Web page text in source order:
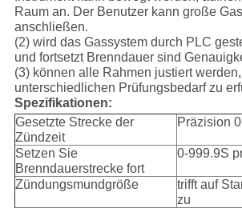
Raum an. Der Benutzer kann große
anschließen.
(2) wird das Gassystem durch PLC
und fortsetzt Brenndauer sind
(3) können alle Rahmen justiert
unterschiedlichen Prüfungsbedarf zu
Spezifikationen:
Gesetzte Strecke der
Zündzeit
Präzision
Setzen Sie
Brenndauerstrecke fort
0-999.9S
Zündungsmundgröße
trifft auf
zu